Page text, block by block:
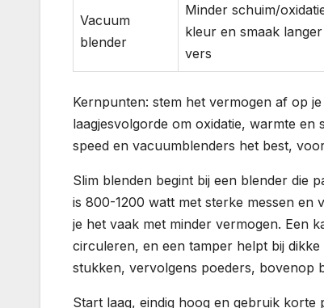
Vacuum
blender
Minder schuim/
kleur en smaak langer
vers
Kernpunten: stem het vermogen af op
laagjesvolgorde om oxidatie, warmte
speed en vacuumblenders het best,
Slim blenden begint bij een blender die
is 800-1200 watt met sterke messen en
je het vaak met minder vermogen. Een
circuleren, en een tamper helpt bij
stukken, vervolgens poeders, bovenop
Start laag, eindig hoog en gebruik